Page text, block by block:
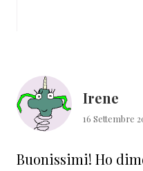
Irene
16 Settembre
Buonissimi! Ho